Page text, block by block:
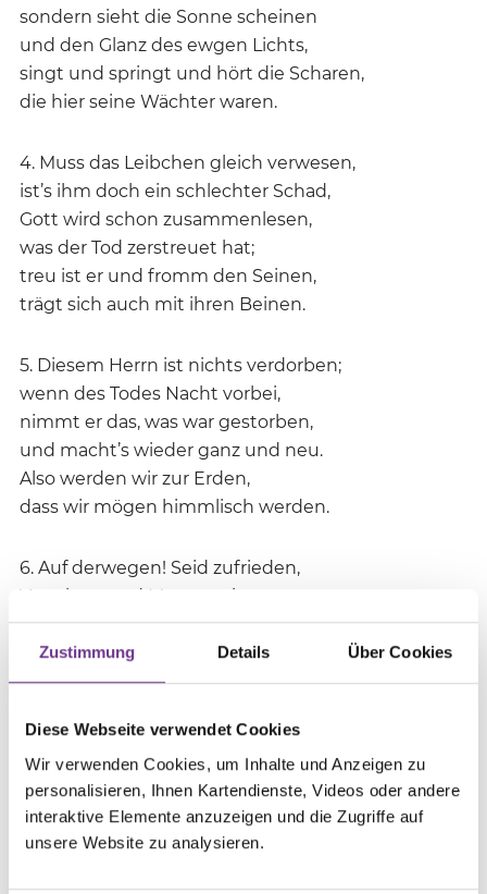
Zustimmung Details Über Cookies
Diese Webseite verwendet Cookies
Wir verwenden Cookies, um Inhalte und Anzeigen zu
personalisieren, Ihnen Kartendienste, Videos oder andere
interaktive Elemente anzuzeigen und die Zugriffe auf
unsere Website zu analysieren.
sondern sieht die Sonne scheinen
und den Glanz des ewgen Lichts,
singt und springt und hört die Scharen,
die hier seine Wächter waren.
4. Muss das Leibchen gleich verwesen,
ist’s ihm doch ein schlechter Schad,
Gott wird schon zusammenlesen,
was der Tod zerstreuet hat;
treu ist er und fromm den Seinen,
trägt sich auch mit ihren Beinen.
5. Diesem Herrn ist nichts verdorben;
wenn des Todes Nacht vorbei,
nimmt er das, was war gestorben,
und macht’s wieder ganz und neu.
Also werden wir zur Erden,
dass wir mögen himmlisch werden.
6. Auf derwegen! Seid zufrieden,
Vaterherz und Muttergeist,
lasset schlafen, was geschieden
und zu Gott ist hingereist!
Was für Tränen ihr vergossen,
7. Wandelt eure Klag in Singen
Ist doch nunmehr alles gut.
Trauern mag nicht wiederbringen,
was im Himmelsschoße ruht.
Aber wer getrost sich gibet,